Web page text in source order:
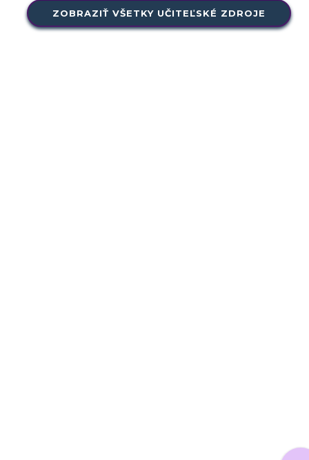
ZOBRAZIŤ VŠETKY UČITEĽSKÉ ZDROJE